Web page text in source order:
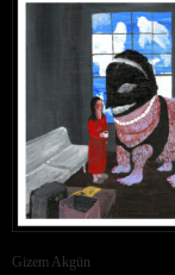
Gizem Akgün